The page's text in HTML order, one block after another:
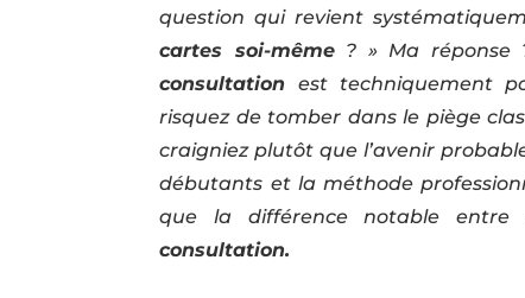
question qui revient
cartes soi-même? » Ma réponse
consultation est techniquement
risquez de tomber dans le piège
craigniez plutôt que l’avenir
débutants et la méthode
que la différence notable entre
consultation.